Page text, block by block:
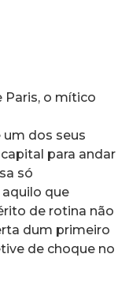
Paris, o mítico
um dos seus
para andar
só
que
de rotina não
dum primeiro
de choque no